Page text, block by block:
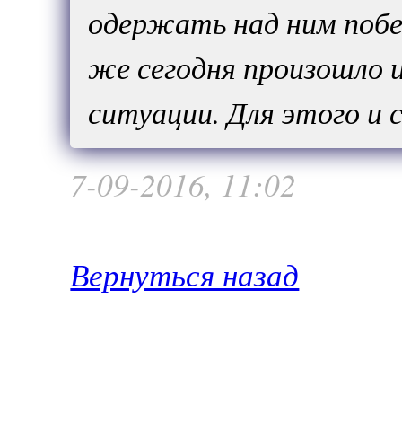
одержать над ним
же сегодня произошло
ситуации. Для этого и
7-09-2016, 11:02
Вернуться назад